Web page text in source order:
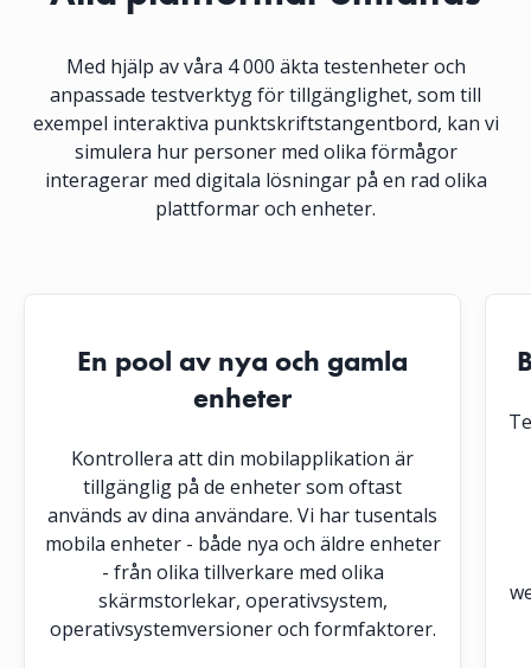
Med hjälp av våra 4 000 äkta testenheter och
anpassade testverktyg för tillgänglighet, som till
exempel interaktiva punktskriftstangentbord, kan vi
simulera hur personer med olika förmågor
interagerar med digitala lösningar på en rad olika
plattformar och enheter.
En pool av nya och gamla
enheter
Kontrollera att din mobilapplikation är
tillgänglig på de enheter som oftast
används av dina användare. Vi har tusentals
mobila enheter - både nya och äldre enheter
- från olika tillverkare med olika
skärmstorlekar, operativsystem,
operativsystemversioner och formfaktorer.